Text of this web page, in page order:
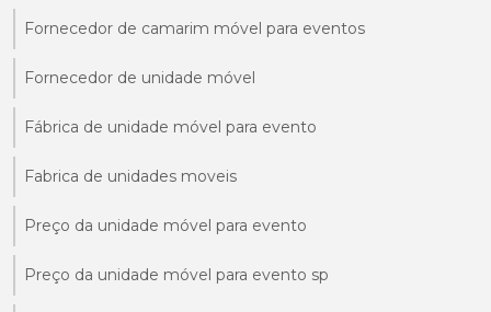
Fornecedor de camarim móvel para eventos
Fornecedor de unidade móvel
Fábrica de unidade móvel para evento
Fabrica de unidades moveis
Preço da unidade móvel para evento
Preço da unidade móvel para evento sp